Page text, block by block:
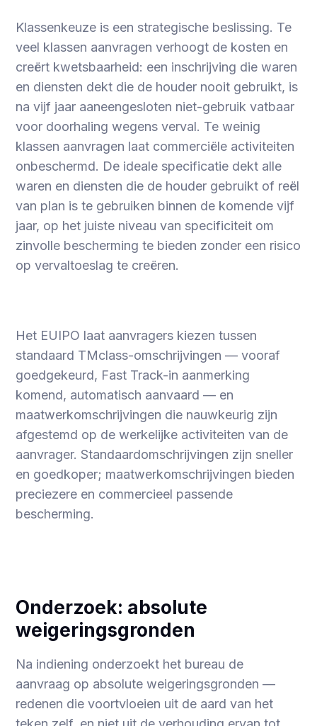
Klassenkeuze is een strategische beslissing. Te
veel klassen aanvragen verhoogt de kosten en
creërt kwetsbaarheid: een inschrijving die waren
en diensten dekt die de houder nooit gebruikt, is
na vijf jaar aaneengesloten niet-gebruik vatbaar
voor doorhaling wegens verval. Te weinig
klassen aanvragen laat commerciële activiteiten
onbeschermd. De ideale specificatie dekt alle
waren en diensten die de houder gebruikt of reël
van plan is te gebruiken binnen de komende vijf
jaar, op het juiste niveau van specificiteit om
zinvolle bescherming te bieden zonder een risico
op vervaltoeslag te creëren.
Het EUIPO laat aanvragers kiezen tussen
standaard TMclass-omschrijvingen — vooraf
goedgekeurd, Fast Track-in aanmerking
komend, automatisch aanvaard — en
maatwerkomschrijvingen die nauwkeurig zijn
afgestemd op de werkelijke activiteiten van de
aanvrager. Standaardomschrijvingen zijn sneller
en goedkoper; maatwerkomschrijvingen bieden
preciezere en commercieel passende
bescherming.
Onderzoek: absolute
weigeringsgronden
Na indiening onderzoekt het bureau de
aanvraag op absolute weigeringsgronden —
redenen die voortvloeien uit de aard van het